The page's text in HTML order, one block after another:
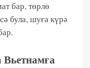
бар, төрлө
була, шуға күрә